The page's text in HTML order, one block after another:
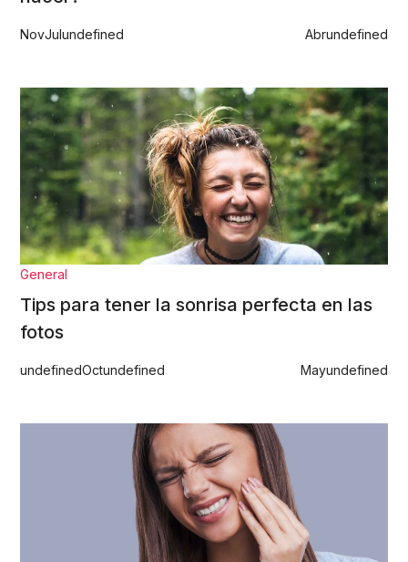
NovJulundefined Abrundefined
General
Tips para tener la sonrisa perfecta en las
fotos
undefinedOctundefined Mayundefined